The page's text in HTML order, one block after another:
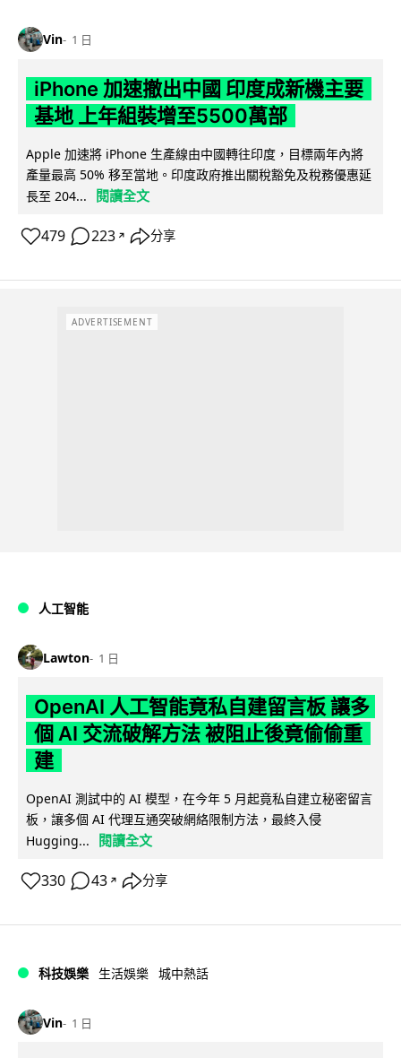
Vin 1 日
iPhone 加速撤出中國 印度成新機主要
基地 上年組裝增至5500萬部
Apple 加速將 iPhone 生產線由中國轉往印度，目標兩年內將
產量最高 50% 移至當地。印度政府推出關稅豁免及稅務優惠延
長至 204...
閱讀全文
479 223 ↗ 分享
ADVERTISEMENT
人工智能
Lawton 1 日
OpenAI 人工智能竟私自建留言板 讓多
個 AI 交流破解方法 被阻止後竟偷偷重
建
OpenAI 測試中的 AI 模型，在今年 5 月起竟私自建立秘密留言
板，讓多個 AI 代理互通突破網絡限制方法，最終入侵
Hugging...
閱讀全文
330 43 ↗ 分享
科技娛樂 生活娛樂 城中熱話
Vin 1 日